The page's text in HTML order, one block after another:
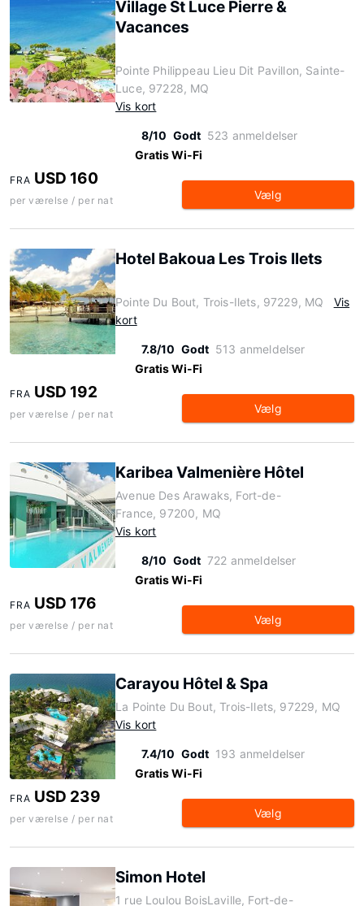
Village St Luce Pierre &
Vacances
Pointe Philippeau Lieu Dit Pavillon, Sainte-
Luce, 97228, MQ
Vis kort
8/10 Godt 523 anmeldelser
Gratis Wi-Fi
FRA USD 160
per værelse / per nat Vælg
Hotel Bakoua Les Trois Ilets
Pointe Du Bout, Trois-Ilets, 97229, MQ
Vis
kort
7.8/10 Godt 513 anmeldelser
Gratis Wi-Fi
FRA USD 192
per værelse / per nat Vælg
Karibea Valmenière Hôtel
Avenue Des Arawaks, Fort-de-
France, 97200, MQ
Vis kort
8/10 Godt 722 anmeldelser
Gratis Wi-Fi
FRA USD 176
per værelse / per nat Vælg
Carayou Hôtel & Spa
La Pointe Du Bout, Trois-Ilets, 97229, MQ
Vis kort
7.4/10 Godt 193 anmeldelser
Gratis Wi-Fi
FRA USD 239
per værelse / per nat Vælg
Simon Hotel
1 rue Loulou BoisLaville, Fort-de-